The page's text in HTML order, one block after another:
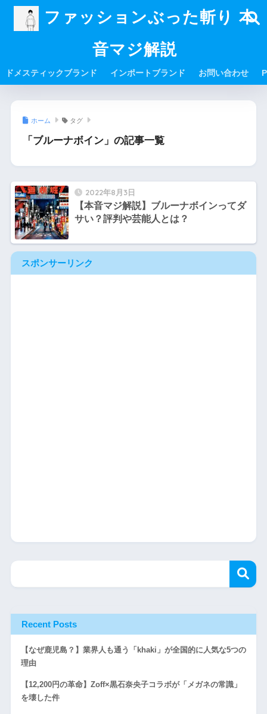
ファッションぶった斬り 本
音マジ解説
ドメスティックブランド インポートブランド お問い合わせ
ホーム タグ
「ブルーナボイン」の記事一覧
2022年8月3日
【本音マジ解説】ブルーナボインってダ
サい？評判や芸能人とは？
スポンサーリンク
Recent Posts
【なぜ鹿児島？】業界人も通う「khaki」が全国的に人気な5つの
理由
【12,200円の革命】Zoff×黒石奈央子コラボが「メガネの常識」
を壊した件